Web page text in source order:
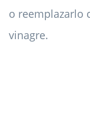
o reemplazarlo
vinagre.